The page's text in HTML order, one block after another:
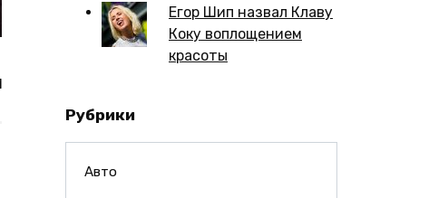
Егор Шип назвал Клаву
Коку воплощением
красоты
Рубрики
Авто